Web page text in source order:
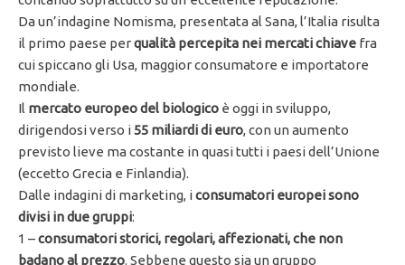
Da un’indagine Nomisma, presentata al Sana, l’Italia risulta
il primo paese perqualità percepita nei mercati chiave fra
cui spiccano gli Usa, maggior consumatore e importatore
mondiale.
Il mercato europeo del biologico è oggi in sviluppo,
dirigendosi verso i55 miliardi di euro, con un aumento
previsto lieve ma costante in quasi tutti i paesi dell’Unione
(eccetto Grecia e Finlandia).
Dalle indagini di marketing, iconsumatori europei sono
divisi in due gruppi:
1 –consumatori storici, regolari, affezionati, che non
badano al prezzo. Sebbene questo sia un gruppo